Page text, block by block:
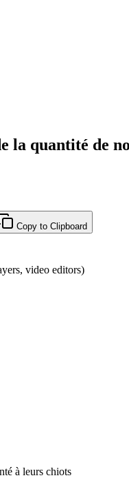
la quantité de
Copy to Clipboard
video editors)
à leurs chiots